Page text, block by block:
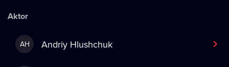
Aktor
AH Andriy Hlushchuk